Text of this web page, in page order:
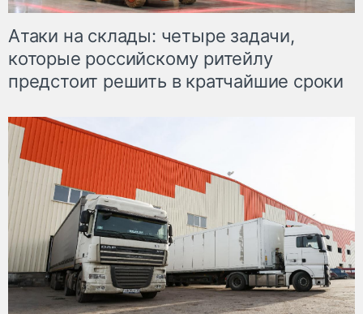
Атаки на склады: четыре задачи,
которые российскому ритейлу
предстоит решить в кратчайшие сроки